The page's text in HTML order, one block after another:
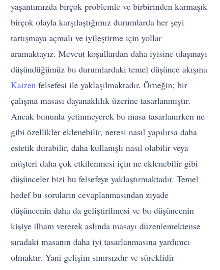
yaşantımızda birçok problemle ve birbirinden karmaşık
birçok olayla karşılaştığımız durumlarda her şeyi
tartışmaya açmalı ve iyileştirme için yollar
aramaktayız. Mevcut koşullardan daha iyisine ulaşmayı
düşündüğümüz bu durumlardaki temel düşünce akışına
Kaizen felsefesi ile yaklaşılmaktadır. Örneğin; bir
çalışma masası dayanaklılık üzerine tasarlanmıştır.
Ancak bununla yetinmeyerek bu masa tasarlanırken ne
gibi özellikler eklenebilir, neresi nasıl yapılırsa daha
estetik durabilir, daha kullanışlı nasıl olabilir veya
müşteri daha çok etkilenmesi için ne eklenebilir gibi
düşünceler bizi bu felsefeye yaklaştırmaktadır. Temel
hedef bu soruların cevaplanmasından ziyade
düşüncenin daha da geliştirilmesi ve bu düşüncenin
kişiye ilham vererek aslında masayı düzenlemektense
sıradaki masanın daha iyi tasarlanmasına yardımcı
olmaktır. Yani gelişim sınırsızdır ve süreklidir